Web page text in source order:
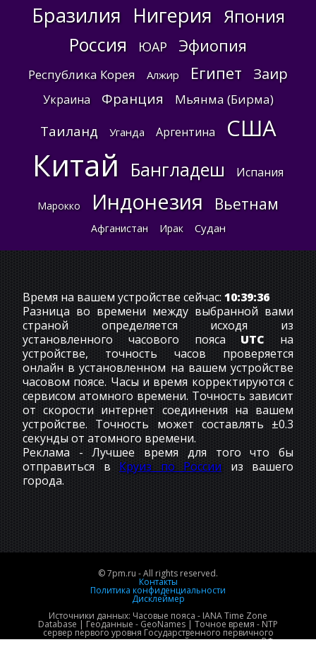
Бразилия Нигерия Япония
Россия ЮАР Эфиопия
Республика Корея Алжир Египет Заир
Украина Франция Мьянма (Бирма)
Таиланд Уганда Аргентина США
Китай Бангладеш Испания
Марокко Индонезия Вьетнам
Афганистан Ирак Судан
Время на вашем устройстве сейчас: 10:39:37
Разница во времени между выбранной вами
страной определяется исходя из
установленного часового пояса UTC на
устройстве, точность часов проверяется
онлайн в установленном на вашем устройстве
часовом поясе. Часы и время корректируются с
сервисом атомного времени. Точность зависит
от скорости интернет соединения на вашем
устройстве. Точность может составлять ±0.3
секунды от атомного времени.
Реклама - Лучшее время для того что бы
отправиться в Круиз по России из вашего
города.
© 7pm.ru - All rights reserved.
Контакты
Политика конфиденциальности
Дисклеймер
Источники данных: Часовые пояса - IANA Time Zone
Database | Геоданные - GeoNames | Точное время - NTP
сервер первого уровня Государственного первичного
эталона времени и национальной шкалы времени РФ